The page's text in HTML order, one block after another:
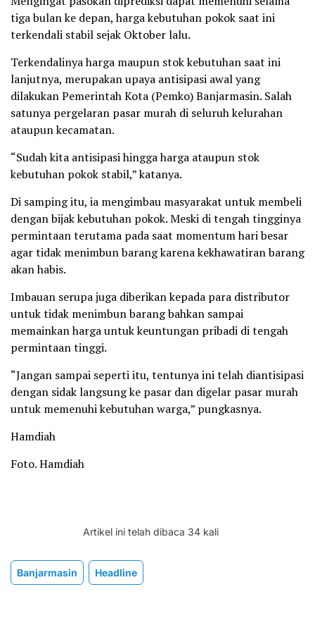
tiga bulan ke depan, harga kebutuhan pokok saat ini
terkendali stabil sejak Oktober lalu.
Terkendalinya harga maupun stok kebutuhan saat ini
lanjutnya, merupakan upaya antisipasi awal yang
dilakukan Pemerintah Kota (Pemko) Banjarmasin. Salah
satunya pergelaran pasar murah di seluruh kelurahan
ataupun kecamatan.
“Sudah kita antisipasi hingga harga ataupun stok
kebutuhan pokok stabil,” katanya.
Di samping itu, ia mengimbau masyarakat untuk membeli
dengan bijak kebutuhan pokok. Meski di tengah tingginya
permintaan terutama pada saat momentum hari besar
agar tidak menimbun barang karena kekhawatiran barang
akan habis.
Imbauan serupa juga diberikan kepada para distributor
untuk tidak menimbun barang bahkan sampai
memainkan harga untuk keuntungan pribadi di tengah
permintaan tinggi.
“Jangan sampai seperti itu, tentunya ini telah diantisipasi
dengan sidak langsung ke pasar dan digelar pasar murah
untuk memenuhi kebutuhan warga,” pungkasnya.
Hamdiah
Foto. Hamdiah
Artikel ini telah dibaca 34 kali
Banjarmasin Headline